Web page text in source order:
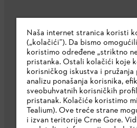
O nama
STIHL
Naša internet stranica koristi
(„kolačići”). Da bismo
koristimo određene „striktno
pristanka. Ostali kolačići koje
korisničkog iskustva i
analizu ponašanja korisnika,
sveobuhvatnih korisničkih
pristanak. Kolačiće koristimo
Tealium). Ove treće strane
i izvan teritorije Crne Gore.